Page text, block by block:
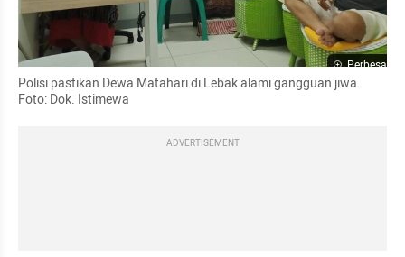
Perbesar
Polisi pastikan Dewa Matahari di Lebak alami gangguan jiwa.
Foto: Dok. Istimewa
ADVERTISEMENT